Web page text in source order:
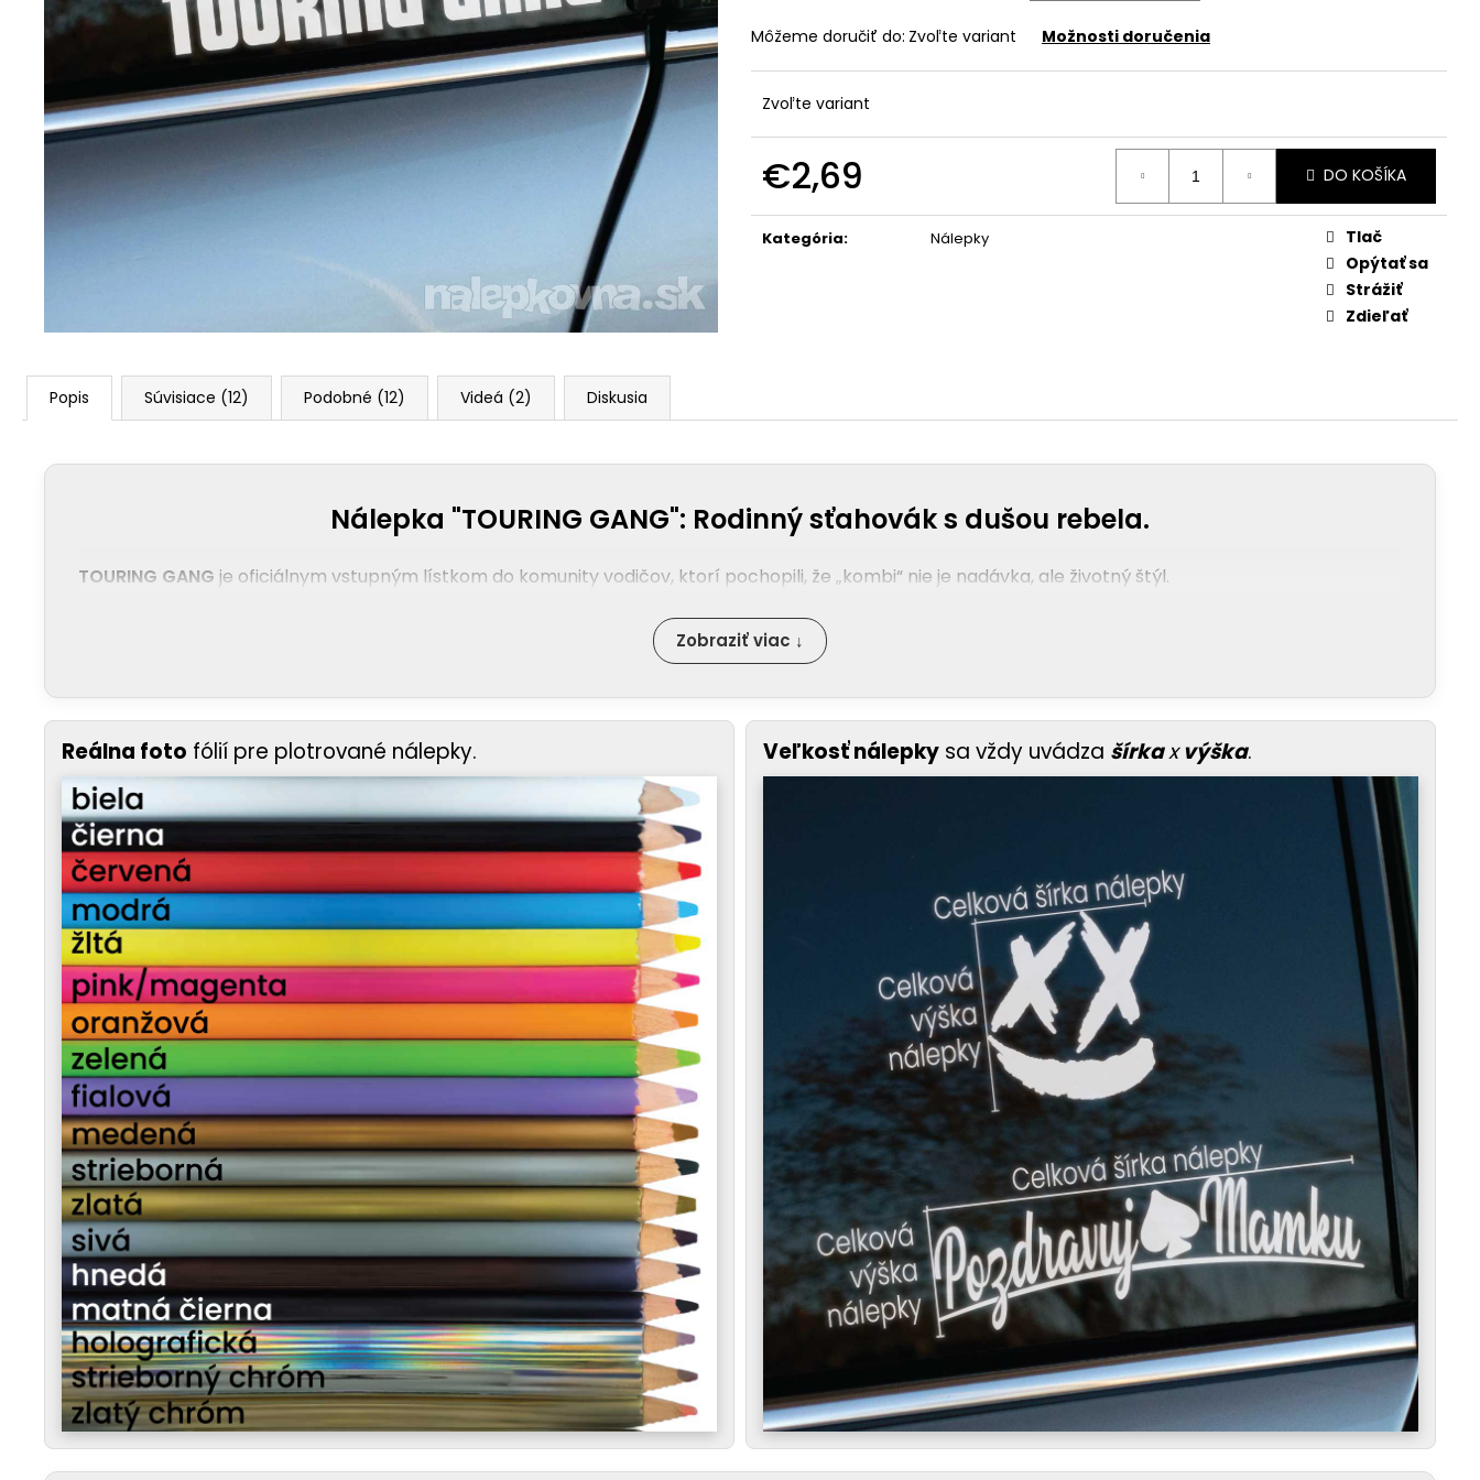
Môžeme doručiť do: Zvoľte variant Možnosti doručenia
Zvoľte variant
€2,69
cena:
DO KOŠÍKA
Kategória: Nálepky
Tlač
Opýtať sa
Strážiť
Zdieľať
Popis Súvisiace (12) Podobné (12) Videá (2) Diskusia
Nálepka "TOURING GANG": Rodinný sťahovák s dušou rebela.
TOURING GANG je oficiálnym vstupným lístkom do komunity vodičov, ktorí pochopili, že „kombi“ nie je nadávka, ale životný štýl.
Zobraziť viac ↓
Reálna foto fólií pre plotrované nálepky. Veľkosť nálepky sa vždy uvádza šírkaxvýška.